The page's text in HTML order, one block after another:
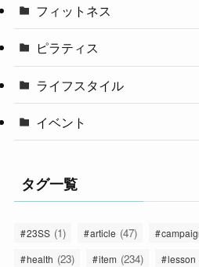
フィットネス
ピラティス
ライフスタイル
イベント
タグ一覧
23SS (1) article (47)
health (23) item (234) lesson